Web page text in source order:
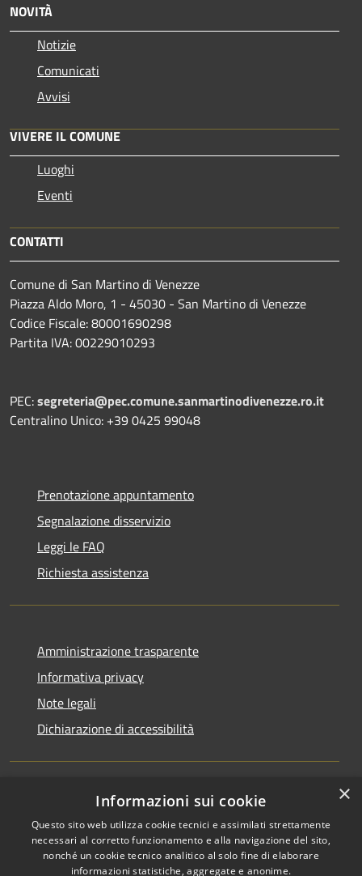
NOVITÀ
Notizie
Comunicati
Avvisi
VIVERE IL COMUNE
Luoghi
Eventi
CONTATTI
Comune di San Martino di Venezze
Piazza Aldo Moro, 1 - 45030 - San Martino di Venezze
Codice Fiscale: 80001690298
Partita IVA: 00229010293
PEC:segreteria@pec.comune.sanmartinodivenezze.ro.it
Centralino Unico: +39 0425 99048
Prenotazione appuntamento
Segnalazione disservizio
Leggi le FAQ
Richiesta assistenza
Amministrazione trasparente
Informativa privacy
Note legali
Dichiarazione di accessibilità
Accessibilità
Privacy
Copyright © 2026 • Comune di
San Martino di Venezze •
Powered by Municipium•
Accesso redazione
×
Informazioni sui cookie
Questo sito web utilizza cookie tecnici e assimilati strettamente
necessari al corretto funzionamento e alla navigazione del sito,
nonché un cookie tecnico analitico al solo fine di elaborare
informazioni statistiche, aggregate e anonime.